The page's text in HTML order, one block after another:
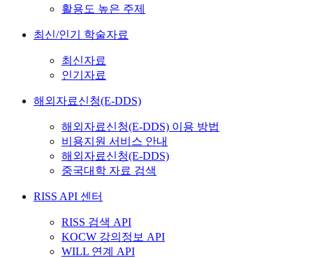
활용도 높은 주제
최신/인기 학술자료
최신자료
인기자료
해외자료신청(E-DDS)
해외자료신청(E-DDS) 이용 방법
비용지원 서비스 안내
해외자료신청(E-DDS)
중국대학 자료 검색
RISS API 센터
RISS 검색 API
KOCW 강의정보 API
WILL 연계 API